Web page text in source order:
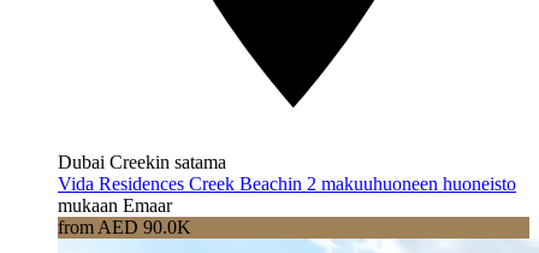
Dubai Creekin satama
Vida Residences Creek Beachin 2 makuuhuoneen huoneisto
mukaan Emaar
from AED 90.0K